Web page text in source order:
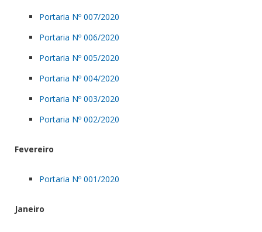
Portaria Nº 007/2020
Portaria Nº 006/2020
Portaria Nº 005/2020
Portaria Nº 004/2020
Portaria Nº 003/2020
Portaria Nº 002/2020
Fevereiro
Portaria Nº 001/2020
Janeiro